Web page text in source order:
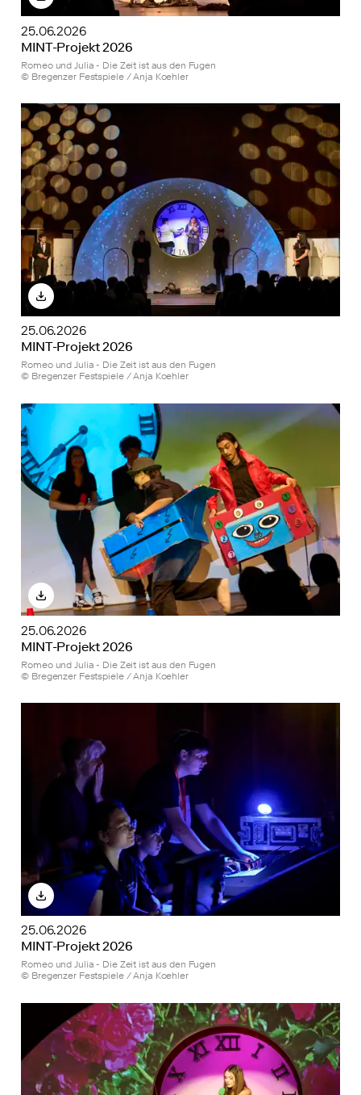
25.06.2026
MINT-Projekt 2026
Romeo und Julia - Die Zeit ist aus den Fugen
© Bregenzer Festspiele / Anja Koehler
25.06.2026
MINT-Projekt 2026
Romeo und Julia - Die Zeit ist aus den Fugen
© Bregenzer Festspiele / Anja Koehler
25.06.2026
MINT-Projekt 2026
Romeo und Julia - Die Zeit ist aus den Fugen
© Bregenzer Festspiele / Anja Koehler
25.06.2026
MINT-Projekt 2026
Romeo und Julia - Die Zeit ist aus den Fugen
© Bregenzer Festspiele / Anja Koehler